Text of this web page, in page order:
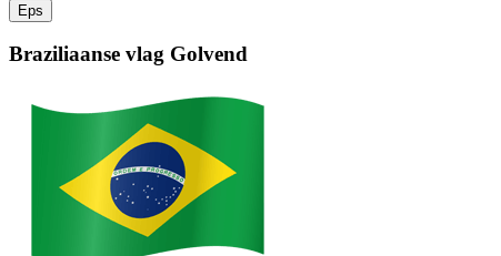
Eps
Braziliaanse vlag Golvend